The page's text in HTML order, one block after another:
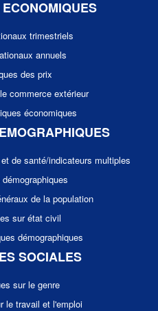
trimestriels
annuels
des prix
commerce extérieur
économiques
de santé/indicateurs multiples
de la population
sur état civil
démographiques
SOCIALES
sur le genre
le travail et l'emploi